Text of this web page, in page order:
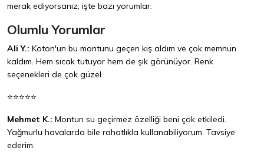
merak ediyorsanız, işte bazı yorumlar:
Olumlu Yorumlar
Ali Y.: Koton'un bu montunu geçen kış aldım ve çok memnun
kaldım. Hem sıcak tutuyor hem de şık görünüyor. Renk
seçenekleri de çok güzel.
⭐⭐⭐⭐⭐
Mehmet K.: Montun su geçirmez özelliği beni çok etkiledi.
Yağmurlu havalarda bile rahatlıkla kullanabiliyorum. Tavsiye
ederim.